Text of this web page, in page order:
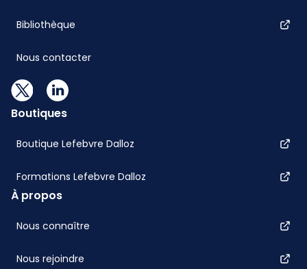
Bibliothèque
Nous contacter
Boutiques
Boutique Lefebvre Dalloz
Formations Lefebvre Dalloz
À propos
Nous connaître
Nous rejoindre